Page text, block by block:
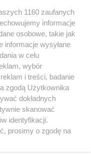
1160 zaufanych
informacje
osobowe, takie jak
informacje wysyłane
w celu
wybór
i treści, badanie
zgodą Użytkownika
dokładnych
skanować
identyfikacji.
prosimy o zgodę na